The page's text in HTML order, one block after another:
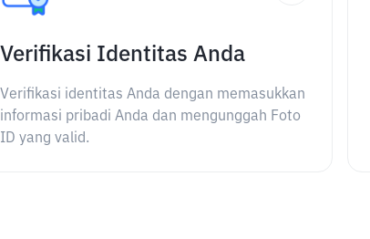
Verifikasi Identitas Anda
Verifikasi identitas Anda dengan memasukkan
informasi pribadi Anda dan mengunggah Foto
ID yang valid.